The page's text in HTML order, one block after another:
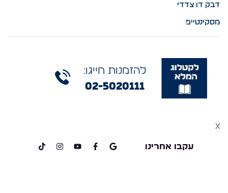
דבק דו צדדי
מסקינטייפ
להזמנות חייגו:
02-5020111
עקבו אחרינו
x